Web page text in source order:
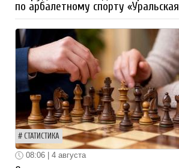
по арбалетному спорту
СТАТИСТИКА
08:06 | 4 августа